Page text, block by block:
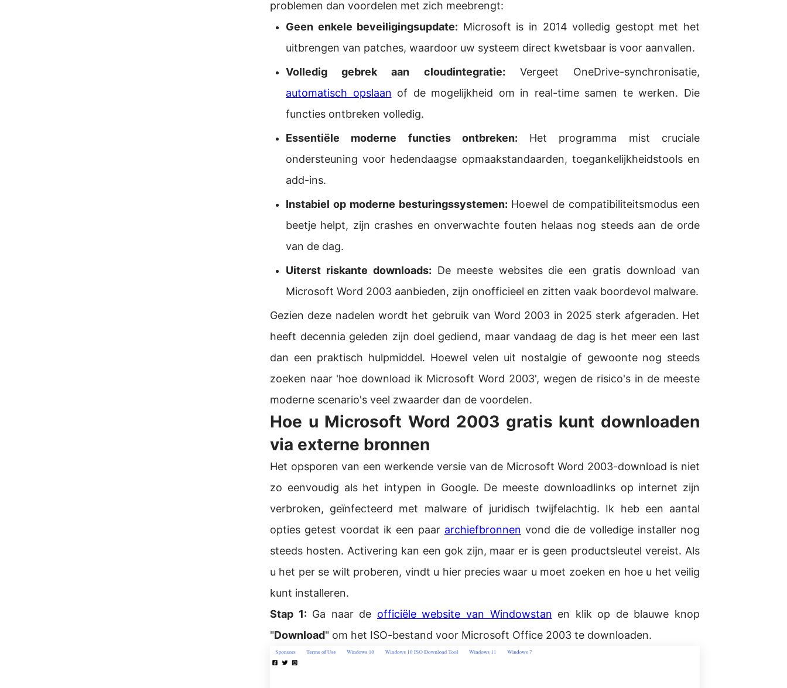
problemen dan voordelen met zich meebrengt:
Geen enkele beveiligingsupdate: Microsoft is in 2014 volledig gestopt met het
uitbrengen van patches, waardoor uw systeem direct kwetsbaar is voor aanvallen.
Volledig gebrek aan cloudintegratie: Vergeet OneDrive-synchronisatie,
automatisch opslaan of de mogelijkheid om in real-time samen te werken. Die
functies ontbreken volledig.
Essentiële moderne functies ontbreken: Het programma mist cruciale
ondersteuning voor hedendaagse opmaakstandaarden, toegankelijkheidstools en
add-ins.
Instabiel op moderne besturingssystemen: Hoewel de compatibiliteitsmodus een
beetje helpt, zijn crashes en onverwachte fouten helaas nog steeds aan de orde
van de dag.
Uiterst riskante downloads: De meeste websites die een gratis download van
Microsoft Word 2003 aanbieden, zijn onofficieel en zitten vaak boordevol malware.
Gezien deze nadelen wordt het gebruik van Word 2003 in 2025 sterk afgeraden. Het
heeft decennia geleden zijn doel gediend, maar vandaag de dag is het meer een last
dan een praktisch hulpmiddel. Hoewel velen uit nostalgie of gewoonte nog steeds
zoeken naar 'hoe download ik Microsoft Word 2003', wegen de risico's in de meeste
moderne scenario's veel zwaarder dan de voordelen.
Hoe u Microsoft Word 2003 gratis kunt downloaden
via externe bronnen
Het opsporen van een werkende versie van de Microsoft Word 2003-download is niet
zo eenvoudig als het intypen in Google. De meeste downloadlinks op internet zijn
verbroken, geïnfecteerd met malware of juridisch twijfelachtig. Ik heb een aantal
opties getest voordat ik een paar archiefbronnen vond die de volledige installer nog
steeds hosten. Activering kan een gok zijn, maar er is geen productsleutel vereist. Als
u het per se wilt proberen, vindt u hier precies waar u moet zoeken en hoe u het veilig
kunt installeren.
Stap 1: Ga naar de officiële website van Windowstan en klik op de blauwe knop
"Download" om het ISO-bestand voor Microsoft Office 2003 te downloaden.